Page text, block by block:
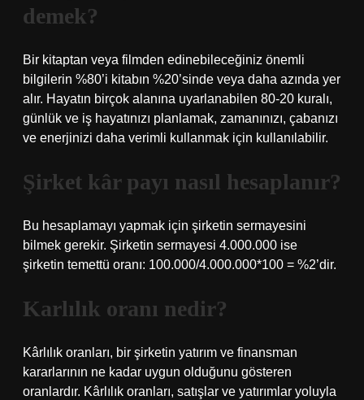
demek?
Bir kitaptan veya filmden edinebileceğiniz önemli
bilgilerin %80’i kitabın %20’sinde veya daha azında yer
alır. Hayatın birçok alanına uyarlanabilen 80-20 kuralı,
günlük ve iş hayatınızı planlamak, zamanınızı, çabanızı
ve enerjinizi daha verimli kullanmak için kullanılabilir.
Şirket kâr payı nasıl hesaplanır?
Bu hesaplamayı yapmak için şirketin sermayesini
bilmek gerekir. Şirketin sermayesi 4.000.000 ise
şirketin temettü oranı: 100.000/4.000.000*100 = %2’dir.
Karlılık oranı nedir?
Kârlılık oranları, bir şirketin yatırım ve finansman
kararlarının ne kadar uygun olduğunu gösteren
oranlardır. Kârlılık oranları, satışlar ve yatırımlar yoluyla